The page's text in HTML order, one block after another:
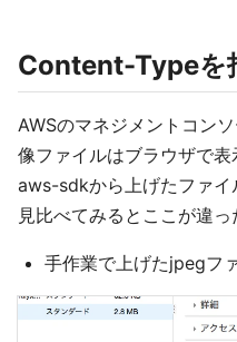
Content-Typeを
AWSのマネジメントコン
像ファイルはブラウザで表
aws-sdkから上げたファイ
見比べてみるとここが違っ
手作業で上げたjpegフ